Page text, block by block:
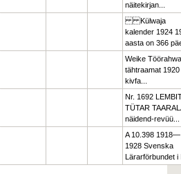
näitekirjan...
Külwaja
kalender 1924
aasta on 366
Weike Töörahwa
tähtraamat 1920
kivfa...
Nr. 1692
TÜTAR
näidend-revüü...
A 10.398 1918—
1928 Svenska
Lärarförbundet i